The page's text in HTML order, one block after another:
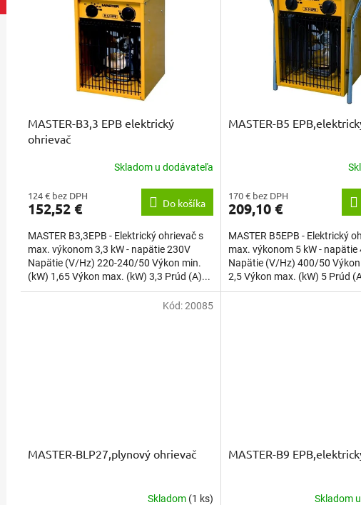
MASTER-B3,3 EPB elektrický
ohrievač
Skladom u dodávateľa
124 € bez DPH
152,52 € Do košíka
MASTER B3,3EPB - Elektrický ohrievač s
max. výkonom 3,3 kW - napätie 230V
Napätie (V/Hz) 220-240/50 Výkon min.
(kW) 1,65 Výkon max. (kW) 3,3 Prúd (A)...
MASTER-B5
170 € bez DPH
209,10 €
MASTER B5EPB - Elektrický
max. výkonom 5 kW - napätie
Napätie (V/Hz) 400/50
2,5 Výkon max. (kW) 5 Prúd
MASTER-BLP27,plynový ohrievač
Skladom (1 ks)
Kód:20085
MASTER-B9
Skladom